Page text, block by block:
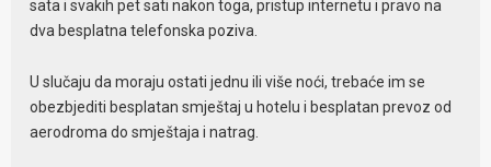
sata i svakih pet sati nakon toga, pristup internetu i pravo na
dva besplatna telefonska poziva.
U slučaju da moraju ostati jednu ili više noći, trebaće im se
obezbjediti besplatan smještaj u hotelu i besplatan prevoz od
aerodroma do smještaja i natrag.